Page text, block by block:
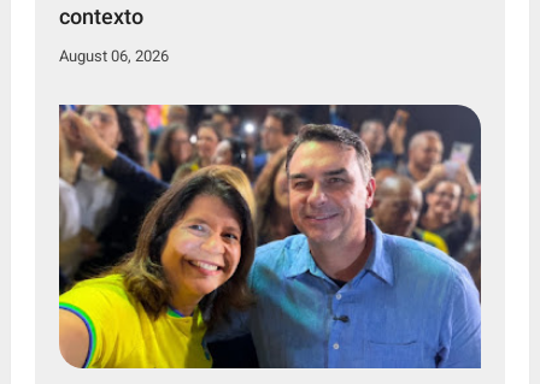
contexto
August 06, 2026